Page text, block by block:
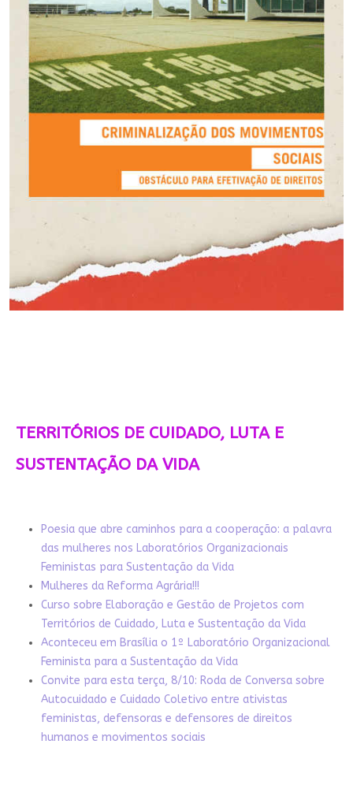
TERRITÓRIOS DE CUIDADO, LUTA E
SUSTENTAÇÃO DA VIDA
Poesia que abre caminhos para a cooperação: a palavra
das mulheres nos Laboratórios Organizacionais
Feministas para Sustentação da Vida
Mulheres da Reforma Agrária!!!
Curso sobre Elaboração e Gestão de Projetos com
Territórios de Cuidado, Luta e Sustentação da Vida
Aconteceu em Brasília o 1º Laboratório Organizacional
Feminista para a Sustentação da Vida
Convite para esta terça, 8/10: Roda de Conversa sobre
Autocuidado e Cuidado Coletivo entre ativistas
feministas, defensoras e defensores de direitos
humanos e movimentos sociais